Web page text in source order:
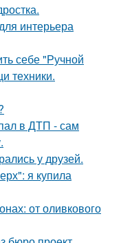
интерьера
себе "Ручной
техники.
в ДТП - сам
у друзей.
я купила
от оливкового